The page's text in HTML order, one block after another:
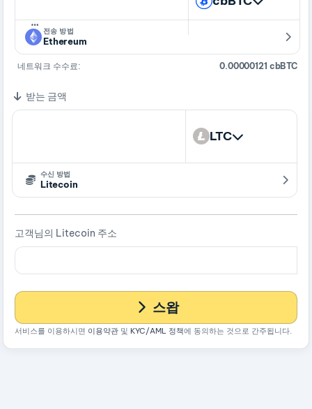
…
전송 방법
Ethereum
네트워크 수수료: 0.00000121 cbBTC
받는 금액
LTC
수신 방법
Litecoin
고객님의 Litecoin 주소
스왑
서비스를 이용하시면 이용약관 및 KYC/AML 정책에 동의하는 것으로 간주됩니다.